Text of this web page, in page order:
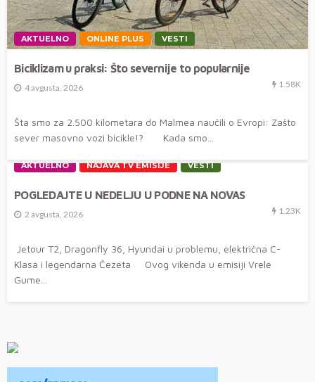
AKTUELNO ONLINE PLUS VESTI
Biciklizam u praksi: Što severnije to popularnije
4 avgusta, 2026 1.58K
Šta smo za 2.500 kilometara do Malmea naučili o Evropi: Zašto
sever masovno vozi bicikle!? Kada smo...
AKTUELNO NAJAVA TV EMISIJE VESTI
POGLEDAJTE U NEDELJU U PODNE NA NOVAS
2 avgusta, 2026 1.23K
Jetour T2, Dragonfly 36, Hyundai u problemu, električna C-
Klasa i legendarna Čezeta Ovog vikenda u emisiji Vrele
Gume...